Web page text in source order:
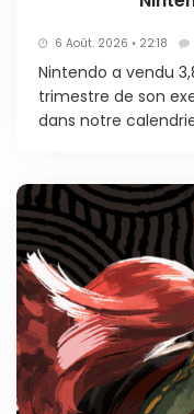
6 Août. 2026 • 22:18
Nintendo a vendu
trimestre de son
dans notre